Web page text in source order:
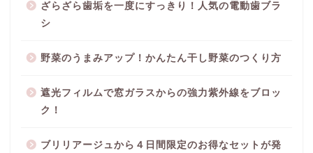
ざらざら歯垢を一度にすっきり！人気の電動歯ブラ
シ
野菜のうまみアップ！かんたん干し野菜のつくり方
遮光フィルムで窓ガラスからの強力紫外線をブロッ
ク！
ブリリアージュから４日間限定のお得なセットが発